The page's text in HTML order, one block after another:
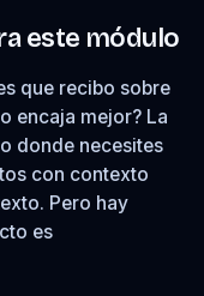
este módulo
que recibo sobre
encaja mejor? La
donde necesites
con contexto
Pero hay
es